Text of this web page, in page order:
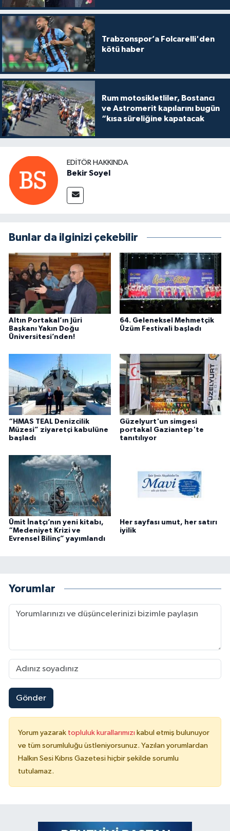
Trabzonspor’a Folcarelli'den
kötü haber
Rum motosikletliler, Bostancı
ve Astromerit kapılarını bugün
“kısa süreliğine kapatacak
EDITÖR HAKKINDA
Bekir Soyel
Bunlar da ilginizi çekebilir
Altın Portakal’ın Jüri
Başkanı Yakın Doğu
Üniversitesi’nden!
64. Geleneksel Mehmetçik
Üzüm Festivali başladı
“HMAS TEAL Denizcilik
Müzesi” ziyaretçi kabulüne
başladı
Güzelyurt'un simgesi
portakal Gaziantep'te
tanıtılıyor
Ümit İnatçı’nın yeni kitabı,
“Medeniyet Krizi ve
Evrensel Bilinç” yayımlandı
Her sayfası umut, her satırı
iyilik
Yorumlar
Gönder
Yorum yazarak topluluk kurallarımızı kabul etmiş bulunuyor
ve tüm sorumluluğu üstleniyorsunuz. Yazılan yorumlardan
Halkın Sesi Kıbrıs Gazetesi hiçbir şekilde sorumlu
tutulamaz.